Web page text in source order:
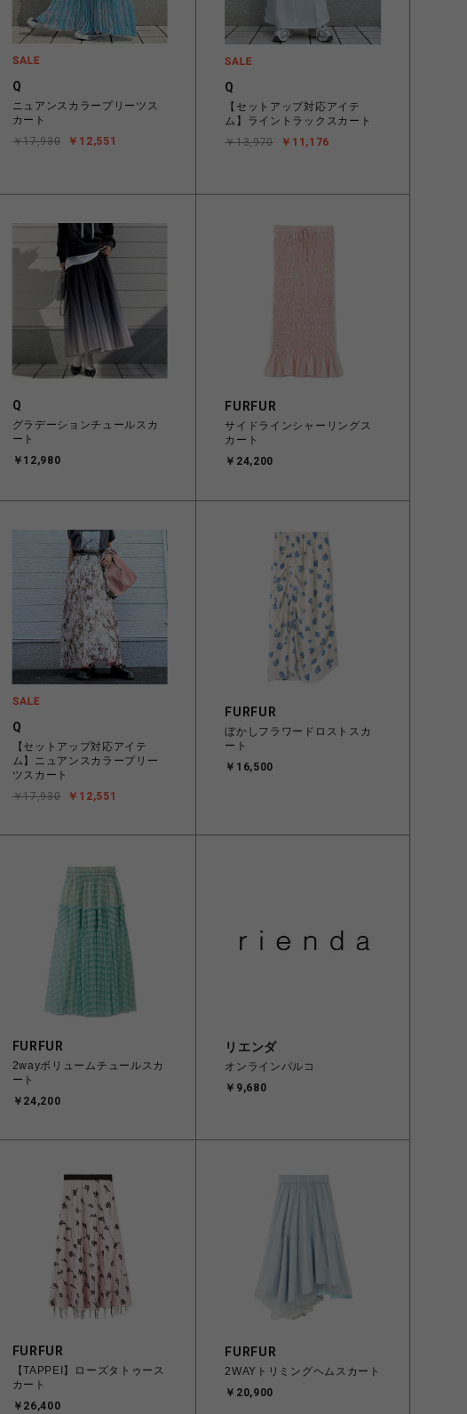
Q
ニュアンスカラープリーツス
カート
￥12,551
￥17,930
Q
【セットアップ対応アイテ
ム】ライントラックスカート
￥11,176
￥13,970
Q
グラデーションチュールスカ
ート
￥12,980
FURFUR
サイドラインシャーリングス
カート
￥24,200
Q
【セットアップ対応アイテ
ム】ニュアンスカラープリー
ツスカート
￥12,551
￥17,930
FURFUR
ぼかしフラワードロストスカ
ート
￥16,500
FURFUR
2wayボリュームチュールスカ
ート
￥24,200
リエンダ
オンラインパルコ
￥9,680
FURFUR
【TAPPEI】ローズタトゥース
カート
￥26,400
FURFUR
2WAYトリミングヘムスカート
￥20,900